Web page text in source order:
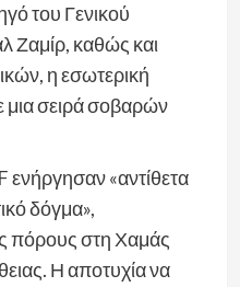
του Γενικού
Ζαμίρ, καθώς και
η εσωτερική
μια σειρά σοβαρών
ενήργησαν «αντίθετα
δόγμα»,
πόρους στη Χαμάς
Η αποτυχία να